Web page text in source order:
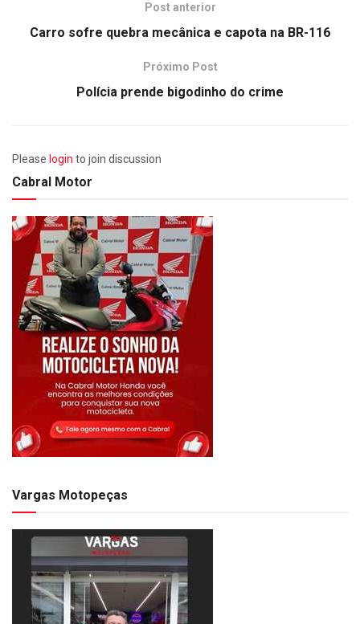
Post anterior
Carro sofre quebra mecânica e capota na BR-116
Próximo Post
Polícia prende bigodinho do crime
Please login to join discussion
Cabral Motor
Vargas Motopeças